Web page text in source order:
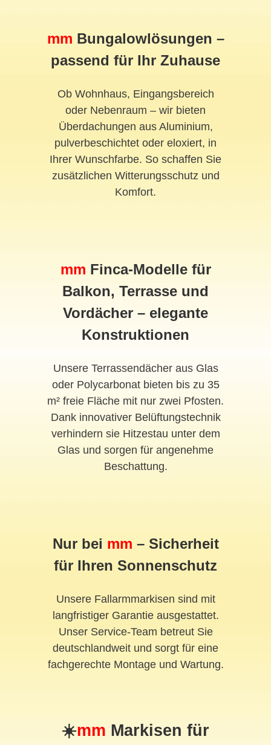
mm Bungalowlösungen –
passend für Ihr Zuhause
Ob Wohnhaus, Eingangsbereich
oder Nebenraum – wir bieten
Überdachungen aus Aluminium,
pulverbeschichtet oder eloxiert, in
Ihrer Wunschfarbe. So schaffen Sie
zusätzlichen Witterungsschutz und
Komfort.
mm Finca-Modelle für
Balkon, Terrasse und
Vordächer – elegante
Konstruktionen
Unsere Terrassendächer aus Glas
oder Polycarbonat bieten bis zu 35
m² freie Fläche mit nur zwei Pfosten.
Dank innovativer Belüftungstechnik
verhindern sie Hitzestau unter dem
Glas und sorgen für angenehme
Beschattung.
Nur bei mm – Sicherheit
für Ihren Sonnenschutz
Unsere Fallarmmarkisen sind mit
langfristiger Garantie ausgestattet.
Unser Service-Team betreut Sie
deutschlandweit und sorgt für eine
fachgerechte Montage und Wartung.
☀️mm Markisen für